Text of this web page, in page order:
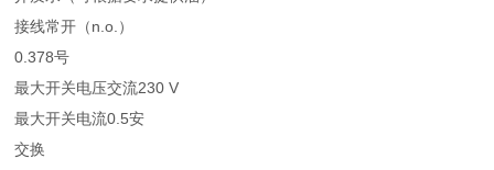
接线常开（n.o.）
0.378号
最大开关电压交流230 V
最大开关电流0.5安
交换